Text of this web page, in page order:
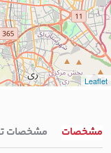
Leaflet
مشخصات مشخصات